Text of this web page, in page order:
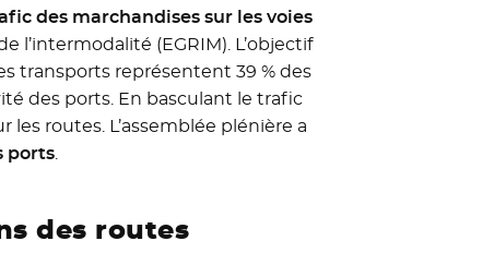
des marchandises sur les voies
l’intermodalité (EGRIM). L’objectif
transports représentent 39 % des
des ports. En basculant le trafic
routes. L’assemblée plénière a
ports.
des routes